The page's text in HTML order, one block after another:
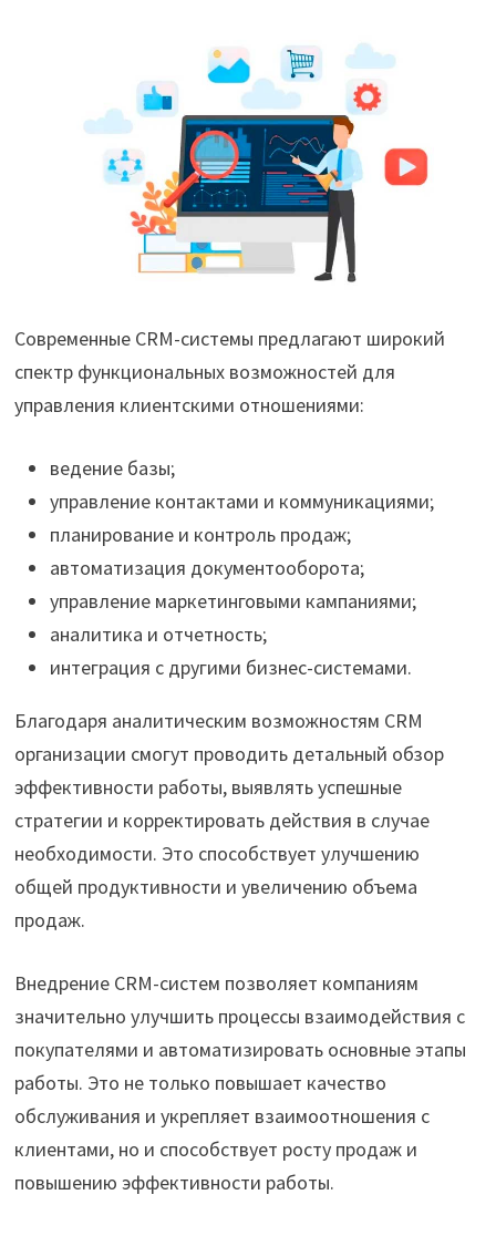
Современные CRM-системы предлагают широкий
спектр функциональных возможностей для
управления клиентскими отношениями:
ведение базы;
управление контактами и коммуникациями;
планирование и контроль продаж;
автоматизация документооборота;
управление маркетинговыми кампаниями;
аналитика и отчетность;
интеграция с другими бизнес-системами.
Благодаря аналитическим возможностям CRM
организации смогут проводить детальный обзор
эффективности работы, выявлять успешные
стратегии и корректировать действия в случае
необходимости. Это способствует улучшению
общей продуктивности и увеличению объема
продаж.
Внедрение CRM-систем позволяет компаниям
значительно улучшить процессы взаимодействия с
покупателями и автоматизировать основные этапы
работы. Это не только повышает качество
обслуживания и укрепляет взаимоотношения с
клиентами, но и способствует росту продаж и
повышению эффективности работы.